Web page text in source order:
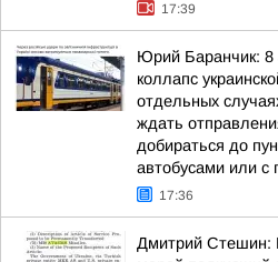
17:39
Юрий Баранчик: 8
коллапс
отдельных
ждать
добираться до
автобусами или с
17:36
Дмитрий Стешин: